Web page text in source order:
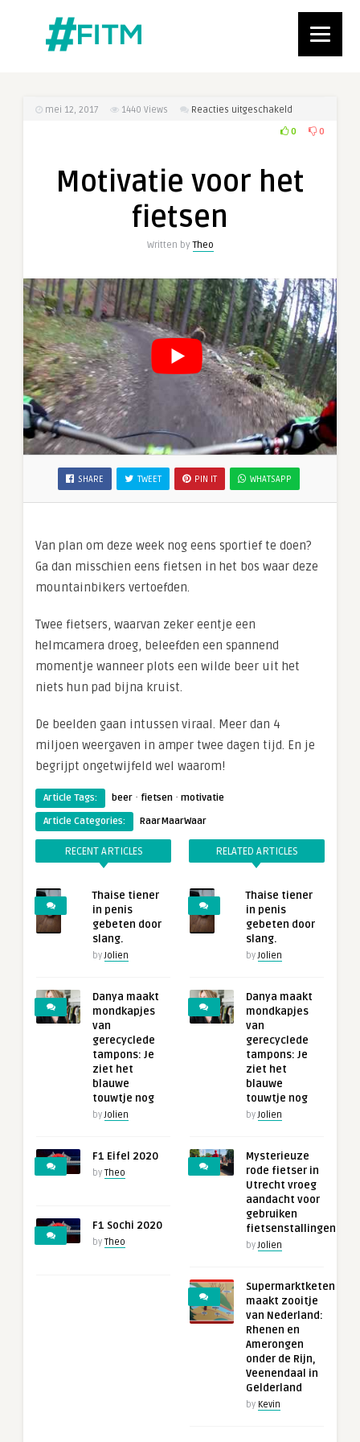
mei 12, 2017 1440 Views Reacties uitgeschakeld
Motivatie
fietsen
0 0
Motivatie voor het
fietsen
Written byTheo
SHARE TWEET PIN IT WHATSAPP
Van plan om deze week nog eens sportief te doen?
Ga dan misschien eens fietsen in het bos waar deze
mountainbikers vertoefden.
Twee fietsers, waarvan zeker eentje een
helmcamera droeg, beleefden een spannend
momentje wanneer plots een wilde beer uit het
niets hun pad bijna kruist.
De beelden gaan intussen viraal. Meer dan 4
miljoen weergaven in amper twee dagen tijd. En je
begrijpt ongetwijfeld wel waarom!
Article Tags: beer · fietsen · motivatie
Article Categories:
RaarMaarWaar
RECENT ARTICLES
Thaise tiener
in penis
gebeten door
slang.
byJolien
Danya maakt
mondkapjes
van
gerecyclede
tampons: Je
ziet het
blauwe
touwtje nog
byJolien
F1 Eifel 2020
by Theo
F1 Sochi 2020
by Theo
RELATED ARTICLES
Thaise tiener
in penis
gebeten door
slang.
byJolien
Danya maakt
mondkapjes
van
gerecyclede
tampons: Je
ziet het
blauwe
touwtje nog
byJolien
Mysterieuze
rode fietser in
Utrecht vroeg
aandacht voor
gebruiken
fietsenstallingen
byJolien
Supermarktketen
maakt zooitje
van Nederland:
Rhenen en
Amerongen
onder de Rijn,
Veenendaal in
Gelderland
by Kevin